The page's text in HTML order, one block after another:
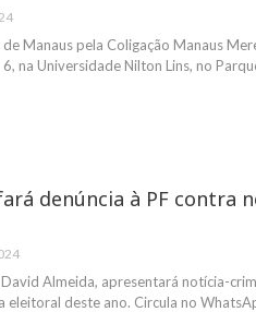
Manaus pela Coligação Manaus
na Universidade Nilton Lins, no
denúncia à PF contra
Almeida, apresentará notícia-
eleitoral deste ano. Circula no